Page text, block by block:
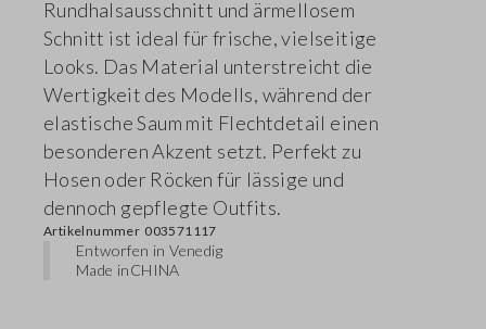
Rundhalsausschnitt und ärmellosem
Schnitt ist ideal für frische, vielseitige
Looks. Das Material unterstreicht die
Wertigkeit des Modells, während der
elastische Saum mit Flechtdetail einen
besonderen Akzent setzt. Perfekt zu
Hosen oder Röcken für lässige und
dennoch gepflegte Outfits.
Artikelnummer 003571117
Entworfen in Venedig
Made inCHINA